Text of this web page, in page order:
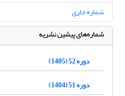
شماره جاری
شماره‌های پیشین نشریه
دوره 52 (1405)
دوره 51 (1404)